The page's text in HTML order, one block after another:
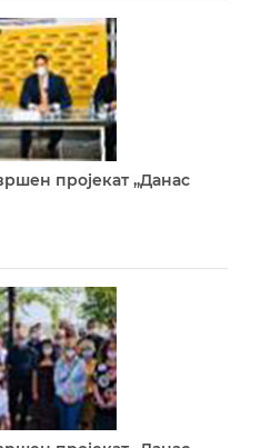
пројекат „Данас